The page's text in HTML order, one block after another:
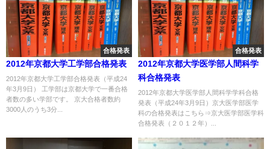
合格発表
2012年京都大学工学部合格発表
2012年京都大学工学部合格発表（平成24
年3月9日） 工学部は京都大学で一番合格
者数の多い学部です。 京大合格者数約
3000人のうち3分...
合格発表
2012年京都大学医学部人間科学
科合格発表
2012年京都大学医学部人間科学学科合格
発表（平成24年3月9日）京大医学部医学
科の合格発表はこちら⇒京大医学部医学科
合格発表（２０１２年）...